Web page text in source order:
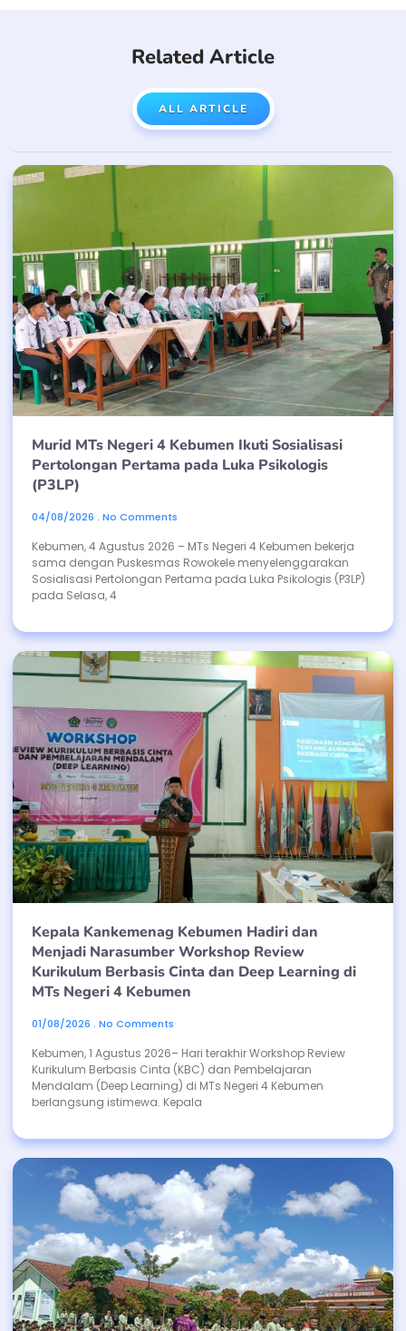
Related Article
ALL ARTICLE
Murid MTs Negeri 4 Kebumen Ikuti Sosialisasi
Pertolongan Pertama pada Luka Psikologis
(P3LP)
04/08/2026 No Comments
Kebumen, 4 Agustus 2026 – MTs Negeri 4 Kebumen bekerja
sama dengan Puskesmas Rowokele menyelenggarakan
Sosialisasi Pertolongan Pertama pada Luka Psikologis (P3LP)
pada Selasa, 4
Kepala Kankemenag Kebumen Hadiri dan
Menjadi Narasumber Workshop Review
Kurikulum Berbasis Cinta dan Deep Learning di
MTs Negeri 4 Kebumen
01/08/2026 No Comments
Kebumen, 1 Agustus 2026– Hari terakhir Workshop Review
Kurikulum Berbasis Cinta (KBC) dan Pembelajaran
Mendalam (Deep Learning) di MTs Negeri 4 Kebumen
berlangsung istimewa. Kepala